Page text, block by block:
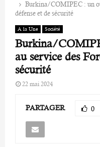
Burkina/COMIPEC : un
défense et de sécurité
A la Une Société
Burkina/
au service des
sécurité
22 mai 2024
PARTAGER 0